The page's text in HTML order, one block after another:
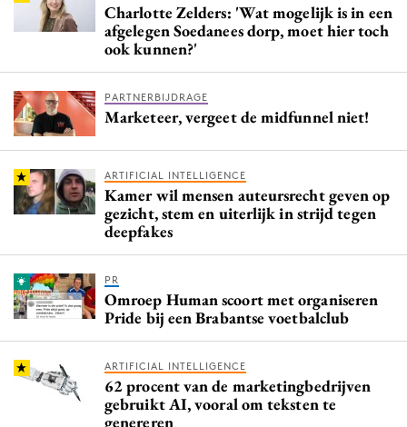
Charlotte Zelders: 'Wat mogelijk is in een
afgelegen Soedanees dorp, moet hier toch
ook kunnen?'
PARTNERBIJDRAGE
Marketeer, vergeet de midfunnel niet!
ARTIFICIAL INTELLIGENCE
Kamer wil mensen auteursrecht geven op
gezicht, stem en uiterlijk in strijd tegen
deepfakes
PR
Omroep Human scoort met organiseren
Pride bij een Brabantse voetbalclub
ARTIFICIAL INTELLIGENCE
62 procent van de marketingbedrijven
gebruikt AI, vooral om teksten te
genereren